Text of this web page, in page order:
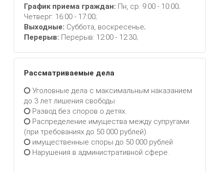
График приема граждан: Пн, ср: 9:00 - 10:00;
Четверг: 16:00 - 17:00;
Выходные: Суббота, воскресенье;
Перерыв: Перерыв: 12:00 - 12:30;
Рассматриваемые дела
Уголовные дела с максимальным наказанием
до 3 лет лишения свободы.
Развод без споров о детях.
Распределение имущества между супругами
(при требованиях до 50 000 рублей).
имущественные споры до 50 000 рублей
Нарушения в административной сфере.